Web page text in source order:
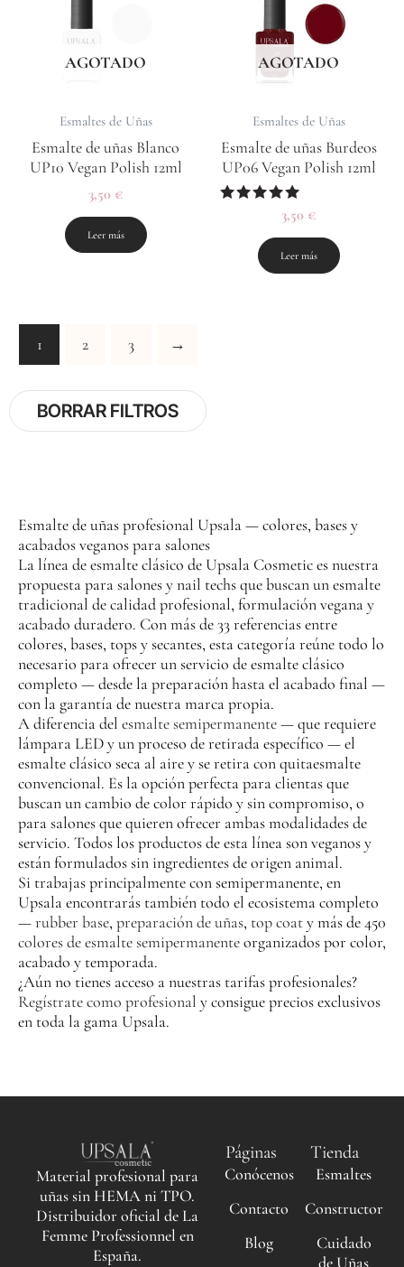
BORRAR FILTROS
AGOTADO
Esmaltes de Uñas
Esmalte de uñas Blanco
UP10 Vegan Polish 12ml
3,50 €
Leer más
AGOTADO
Esmaltes de Uñas
Esmalte de uñas Burdeos
UP06 Vegan Polish 12ml
Valorado
5.00
de 5
3,50 €
Leer más
1 2 3 →
Esmalte de uñas profesional Upsala — colores, bases y
acabados veganos para salones
La línea de esmalte clásico de Upsala Cosmetic es nuestra
propuesta para salones y nail techs que buscan un esmalte
tradicional de calidad profesional, formulación vegana y
acabado duradero. Con más de 33 referencias entre
colores, bases, tops y secantes, esta categoría reúne todo lo
necesario para ofrecer un servicio de esmalte clásico
completo — desde la preparación hasta el acabado final —
con la garantía de nuestra marca propia.
A diferencia del esmalte semipermanente— que requiere
lámpara LED y un proceso de retirada específico — el
esmalte clásico seca al aire y se retira con quitaesmalte
convencional. Es la opción perfecta para clientas que
buscan un cambio de color rápido y sin compromiso, o
para salones que quieren ofrecer ambas modalidades de
servicio. Todos los productos de esta línea son veganos y
están formulados sin ingredientes de origen animal.
Si trabajas principalmente con semipermanente, en
Upsala encontrarás también todo el ecosistema completo
—rubber base, preparación de uñas, top coaty más de 450
colores de esmalte semipermanenteorganizados por color,
acabado y temporada.
¿Aún no tienes acceso a nuestras tarifas profesionales?
Regístrate como profesional y consigue precios exclusivos
en toda la gama Upsala.
Material profesional para
uñas sin HEMA ni TPO.
Distribuidor oficial de La
Femme Professionnel en
España.
Páginas
Conócenos
Contacto
Blog
Tienda
Esmaltes
Constructor
Cuidado
de Uñas